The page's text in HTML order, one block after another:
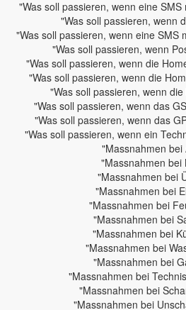
"Was soll passieren, wenn eine
"Was soll passieren, wenn
"Was soll passieren, wenn eine SMS
"Was soll passieren, wenn
"Was soll passieren, wenn die
"Was soll passieren, wenn die
"Was soll passieren, wenn
"Was soll passieren, wenn das
"Was soll passieren, wenn das
"Was soll passieren, wenn ein
"Massnahmen bei
"Massnahmen bei
"Massnahmen bei
"Massnahmen bei
"Massnahmen bei
"Massnahmen bei
"Massnahmen bei
"Massnahmen bei
"Massnahmen bei
"Massnahmen bei
"Massnahmen bei
"Massnahmen bei